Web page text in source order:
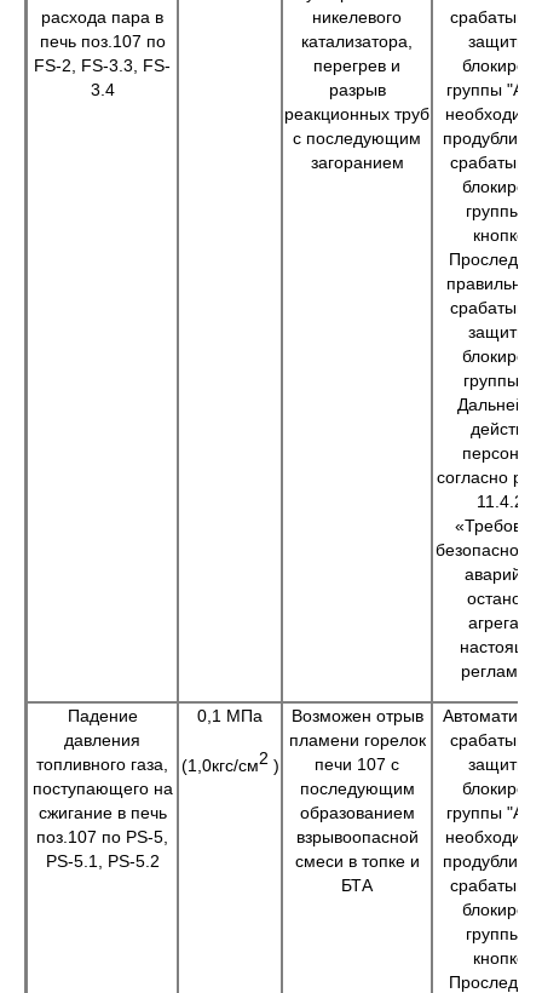
расхода пара в
печь поз.107 по
FS-2, FS-3.3, FS-
3.4
никелевого
катализатора,
перегрев и
разрыв
реакционных труб
с последующим
загоранием
группы "А",
группы
кнопкой.
группы
действия
согласно
11.4.2.1
Падение
давления
топливного газа,
поступающего на
сжигание в печь
поз.107 по PS-5,
PS-5.1, PS-5.2
0,1 МПа
(1,0кгс/см2 )
Возможен отрыв
пламени горелок
печи 107 с
последующим
образованием
взрывоопасной
смеси в топке и
БТА
группы "А",
группы
кнопкой.